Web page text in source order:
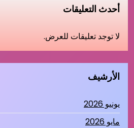
أحدث التعليقات
لا توجد تعليقات للعرض.
الأرشيف
يونيو 2026
مايو 2026